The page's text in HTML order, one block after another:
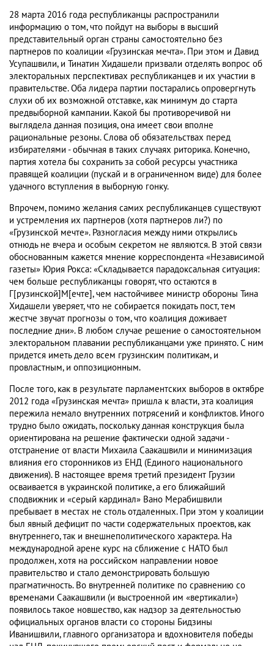
28 марта 2016 года республиканцы распространили
информацию о том, что пойдут на выборы в высший
представительный орган страны самостоятельно без
партнеров по коалиции «Грузинская мечта». При этом и Давид
Усупашвили, и Тинатин Хидашели призвали отделять вопрос об
электоральных перспективах республиканцев и их участии в
правительстве. Оба лидера партии постарались опровергнуть
слухи об их возможной отставке, как минимум до старта
предвыборной кампании. Какой бы противоречивой ни
выглядела данная позиция, она имеет свои вполне
рациональные резоны. Слова об обязательствах перед
избирателями - обычная в таких случаях риторика. Конечно,
партия хотела бы сохранить за собой ресурсы участника
правящей коалиции (пускай и в ограниченном виде) для более
удачного вступления в выборную гонку.
Впрочем, помимо желания самих республиканцев существуют
и устремления их партнеров (хотя партнеров ли?) по
«Грузинской мечте». Разногласия между ними открылись
отнюдь не вчера и особым секретом не являются. В этой связи
обоснованным кажется мнение корреспондента «Независимой
газеты» Юрия Рокса: «Складывается парадоксальная ситуация:
чем больше республиканцы говорят, что остаются в
Г[рузинской]М[ечте], чем настойчивее министр обороны Тина
Хидашели уверяет, что не собирается покидать пост, тем
жестче звучат прогнозы о том, что коалиция доживает
последние дни». В любом случае решение о самостоятельном
электоральном плавании республиканцами уже принято. С ним
придется иметь дело всем грузинским политикам, и
провластным, и оппозиционным.
После того, как в результате парламентских выборов в октябре
2012 года «Грузинская мечта» пришла к власти, эта коалиция
пережила немало внутренних потрясений и конфликтов. Иного
трудно было ожидать, поскольку данная конструкция была
ориентирована на решение фактически одной задачи -
отстранение от власти Михаила Саакашвили и минимизация
влияния его сторонников из ЕНД (Единого национального
движения). В настоящее время третий президент Грузии
осваивается в украинской политике, а его ближайший
сподвижник и «серый кардинал» Вано Мерабишвили
пребывает в местах не столь отдаленных. При этом у коалиции
был явный дефицит по части содержательных проектов, как
внутреннего, так и внешнеполитического характера. На
международной арене курс на сближение с НАТО был
продолжен, хотя на российском направлении новое
правительство и стало демонстрировать большую
прагматичность. Во внутренней политике по сравнению со
временами Саакашвили (и выстроенной им «вертикали»)
появилось такое новшество, как надзор за деятельностью
официальных органов власти со стороны Бидзины
Иванишвили, главного организатора и вдохновителя победы